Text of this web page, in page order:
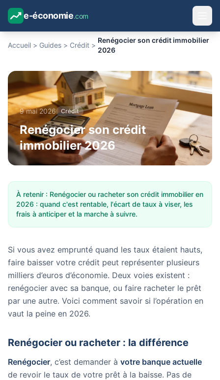
e-économie.com
Accueil > Guides > Crédit >
Renégocier son crédit immobilier
2026
9 mai 2026 Crédit
Renégocier son crédit
immobilier 2026
À retenir : Renégocier ou racheter son crédit immobilier en
2026 : quand c'est rentable, l'écart de taux à viser, les
frais à anticiper et la marche à suivre.
Si vous avez emprunté quand les taux étaient hauts,
faire baisser votre crédit peut représenter plusieurs
milliers d’euros d’économie. Deux voies existent :
renégocier avec sa banque, ou faire racheter le prêt
par une autre. Voici comment savoir si l’opération en
vaut la peine en 2026.
Renégocier ou racheter : la différence
Renégocier, c’est demander à votre banque actuelle
de revoir le taux de votre prêt à la baisse. Pas de